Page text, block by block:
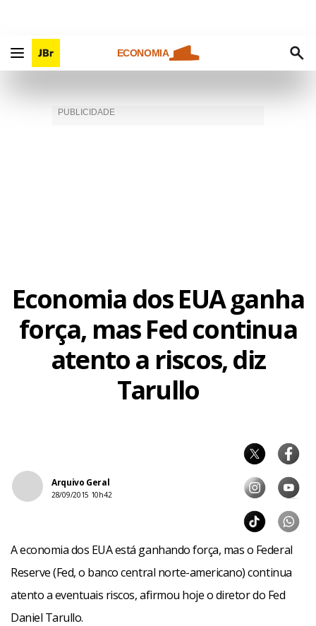
ECONOMIA
Economia dos EUA ganha
força, mas Fed continua
atento a riscos, diz
Tarullo
Arquivo Geral
28/09/2015 10h42
A economia dos EUA está ganhando força, mas o Federal
Reserve (Fed, o banco central norte-americano) continua
atento a eventuais riscos, afirmou hoje o diretor do Fed
Daniel Tarullo.